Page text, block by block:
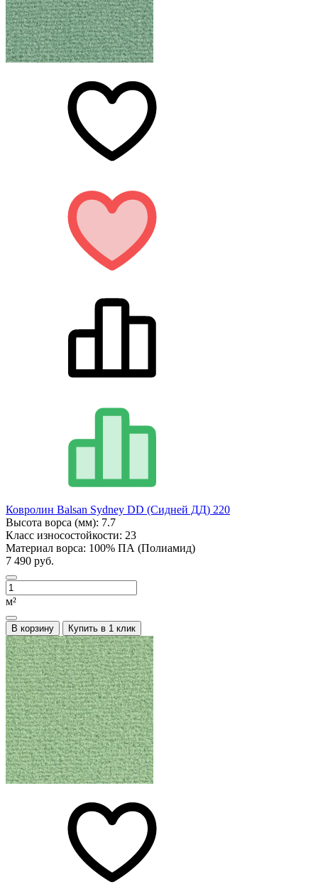
Ковролин Balsan Sydney DD (Сидней ДД) 220
Высота ворса (мм): 7.7
Класс износостойкости: 23
Материал ворса: 100% ПА (Полиамид)
7 490 руб.
м²
В корзину Купить в 1 клик